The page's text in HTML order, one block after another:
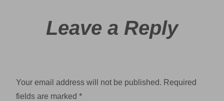
Leave a Reply
Your email address will not be published. Required
fields are marked *